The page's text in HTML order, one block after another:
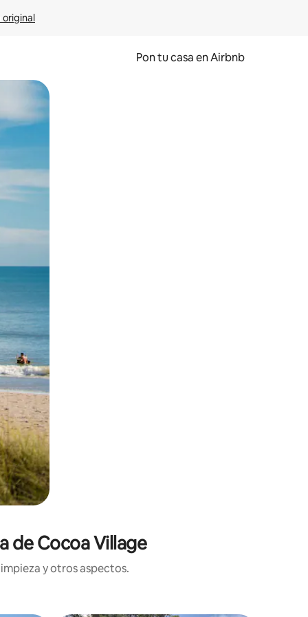
original
Pon tu casa en Airbnb
desliza el dedo.
de Cocoa Village
y otros aspectos.